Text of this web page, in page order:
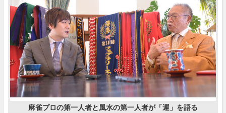
麻雀プロの第一人者と風水の第一人者が「運」を語る